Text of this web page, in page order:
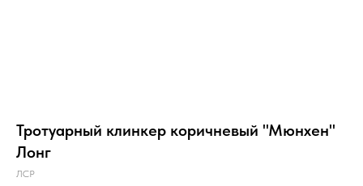
Тротуарный клинкер коричневый "Мюнхен"
Лонг
ЛСР